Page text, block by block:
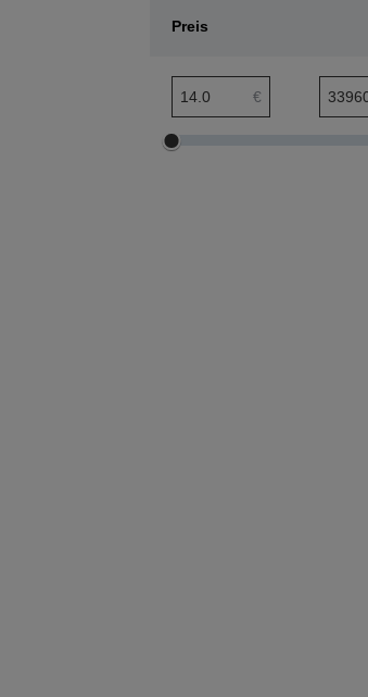
Preis
€
Preis
Preis